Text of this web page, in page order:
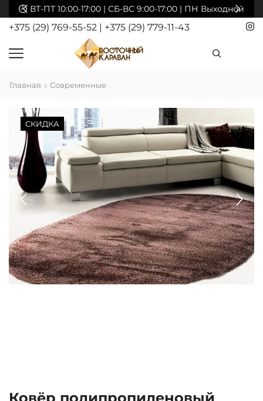
ВТ-ПТ 10:00-17:00 | СБ-ВС 9:00-17:00 | ПН Выходной
+375 (29) 769-55-52 | +375 (29) 779-11-43
Главная Современные
СКИДКА